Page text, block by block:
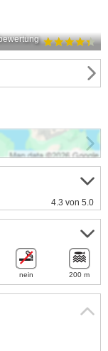
4.3 von 5.0
nein 200 m